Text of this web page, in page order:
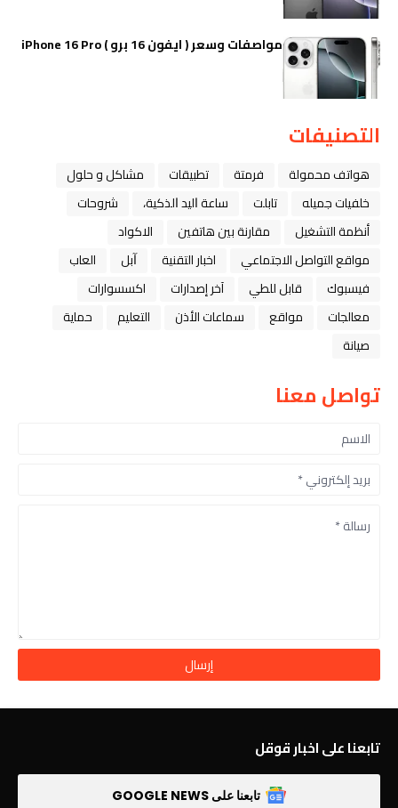
مواصفات وسعر ( ايفون 16 برو ) iPhone 16 Pro
التصنيفات
هواتف محمولة فرمتة تطبيقات
مشاكل و حلول
خلفيات جميله
تابلت ﺳﺎﻋﺔ ﺍﻟﻴﺪ ﺍﻟﺬﻛﻴﺔ،
شروحات
أنظمة التشغيل
مقارنة بين هاتفين
الاكواد
مواقع التواصل الاجتماعي
اخبار التقنية ﺁﺑﻞ
العاب
فيسبوك
قابل للطي آخر إصدارات
اكسسوارات
معالجات
مواقع سماعات الأذن التعليم
حماية
صيانة
تواصل معنا
تابعنا على اخبار قوقل
تابعنا على GOOGLE NEWS